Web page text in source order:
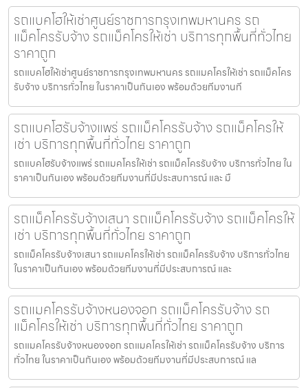
รถแบคโฮให้เช่าศูนย์ราชการกรุงเทพมหานคร รถ
แม็คโครรับจ้าง รถแม็คโครให้เช่า บริการทุกพื้นที่ทั่วไทย
ราคาถูก
รถแบคโฮให้เช่าศูนย์ราชการกรุงเทพมหานคร รถแมคโครให้เช่า รถแม็คโคร
รับจ้าง บริการทั่วไทย ในราคาเป็นกันเอง พร้อมด้วยทีมงานที
รถแบคโฮรับจ้างแพร่ รถแม็คโครรับจ้าง รถแม็คโครให้
เช่า บริการทุกพื้นที่ทั่วไทย ราคาถูก
รถแบคโฮรับจ้างแพร่ รถแมคโครให้เช่า รถแม็คโครรับจ้าง บริการทั่วไทย ใน
ราคาเป็นกันเอง พร้อมด้วยทีมงานที่มีประสบการณ์ และ มื
รถแม็คโครรับจ้างเสนา รถแม็คโครรับจ้าง รถแม็คโครให้
เช่า บริการทุกพื้นที่ทั่วไทย ราคาถูก
รถแม็คโครรับจ้างเสนา รถแมคโครให้เช่า รถแม็คโครรับจ้าง บริการทั่วไทย
ในราคาเป็นกันเอง พร้อมด้วยทีมงานที่มีประสบการณ์ และ
รถแมคโครรับจ้างหนองจอก รถแม็คโครรับจ้าง รถ
แม็คโครให้เช่า บริการทุกพื้นที่ทั่วไทย ราคาถูก
รถแมคโครรับจ้างหนองจอก รถแมคโครให้เช่า รถแม็คโครรับจ้าง บริการ
ทั่วไทย ในราคาเป็นกันเอง พร้อมด้วยทีมงานที่มีประสบการณ์ แล